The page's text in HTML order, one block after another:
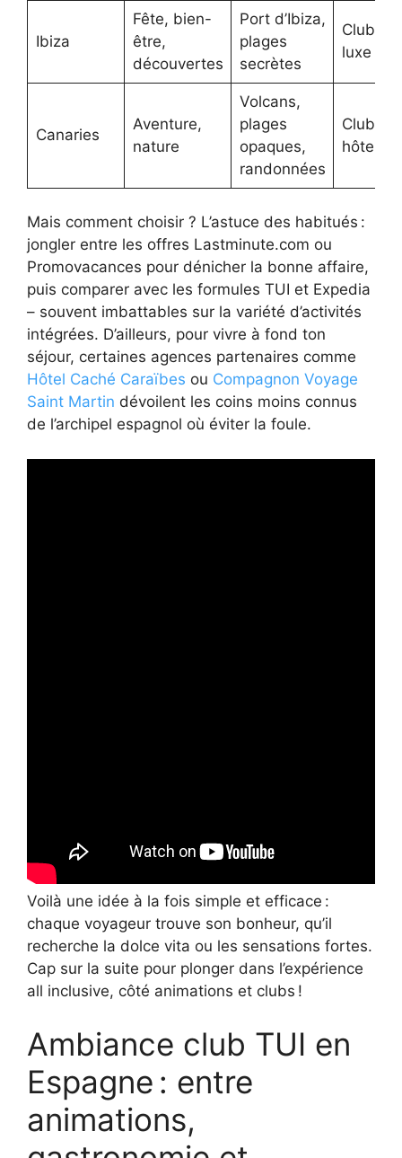
Ibiza
Fête, bien-
être,
découvertes
Port d’Ibiza,
plages
secrètes
Clubs,
luxe
Canaries
Aventure,
nature
Volcans,
plages
opaques,
randonnées
Clubs
hôtels
Mais comment choisir ? L’astuce des habitués :
jongler entre les offres Lastminute.com ou
Promovacances pour dénicher la bonne affaire,
puis comparer avec les formules TUI et Expedia
– souvent imbattables sur la variété d’activités
intégrées. D’ailleurs, pour vivre à fond ton
séjour, certaines agences partenaires comme
Hôtel Caché Caraïbes ou Compagnon Voyage
Saint Martin dévoilent les coins moins connus
de l’archipel espagnol où éviter la foule.
Voilà une idée à la fois simple et efficace :
chaque voyageur trouve son bonheur, qu’il
recherche la dolce vita ou les sensations fortes.
Cap sur la suite pour plonger dans l’expérience
all inclusive, côté animations et clubs !
Ambiance club TUI en
Espagne : entre
animations,